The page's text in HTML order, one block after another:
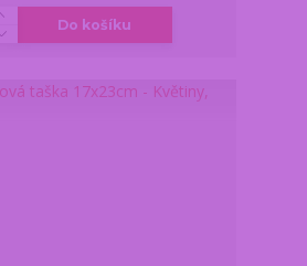
Do košíku